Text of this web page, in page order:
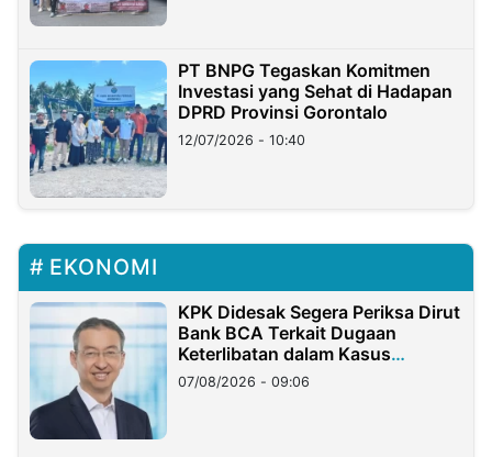
PT BNPG Tegaskan Komitmen
Investasi yang Sehat di Hadapan
DPRD Provinsi Gorontalo
12/07/2026 - 10:40
EKONOMI
KPK Didesak Segera Periksa Dirut
Bank BCA Terkait Dugaan
Keterlibatan dalam Kasus
Hilangnya Dana Nasabah Rp2,58
Miliar
07/08/2026 - 09:06